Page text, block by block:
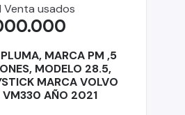
Venta usados
MARCA PM ,5
MODELO 28.5,
MARCA VOLVO
VM330 AÑO 2021